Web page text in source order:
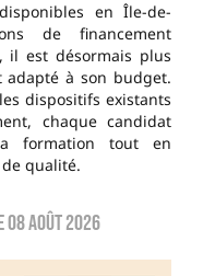
en Île-de-
de financement
il est désormais plus
à son budget.
dispositifs existants
chaque candidat
formation tout en
qualité.
08 août 2026